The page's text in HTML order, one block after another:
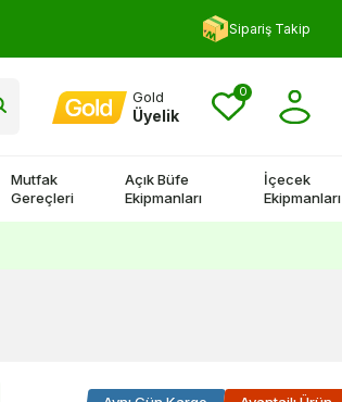
Yorum Yap 500 TL Kazan!
Sipariş Takip
Gold
Üyelik
0
Mutfak
Gereçleri
Açık Büfe
Ekipmanları
İçecek
Ekipmanları